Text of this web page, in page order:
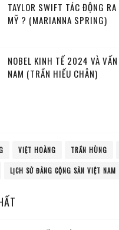
TAYLOR SWIFT TÁC ĐỘNG
MỸ ? (MARIANNA SPRING)
NOBEL KINH TẾ 2024 VÀ
NAM (TRẦN HIẾU CHÂN)
VIỆT HOÀNG TRẦN HÙNG
LỊCH SỬ ĐẢNG CỘNG SẢN VIỆT NAM